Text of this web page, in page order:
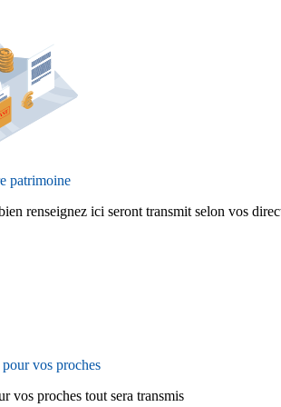
patrimoine
renseignez ici seront transmit selon vos
vos proches
vos proches tout sera transmis